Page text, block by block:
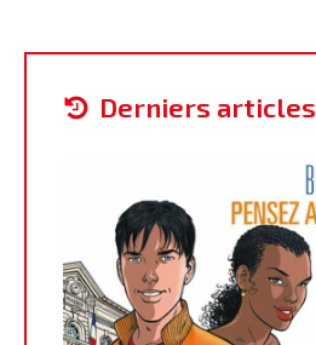
derniers articles